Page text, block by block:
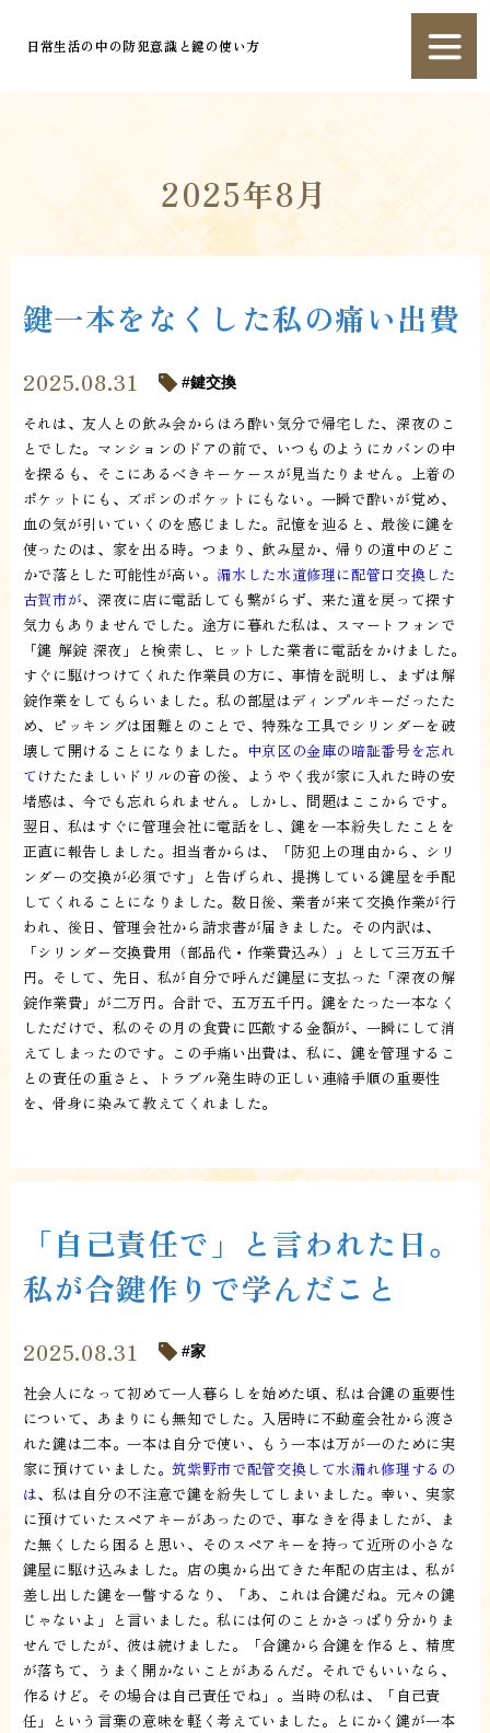
日常生活の中の防犯意識と鍵の使い方
2025年8月
鍵一本をなくした私の痛い出費
2025.08.31 鍵交換
それは、友人との飲み会からほろ酔い気分で帰宅した、深夜のこ
とでした。マンションのドアの前で、いつものようにカバンの中
を探るも、そこにあるべきキーケースが見当たりません。上着の
ポケットにも、ズボンのポケットにもない。一瞬で酔いが覚め、
血の気が引いていくのを感じました。記憶を辿ると、最後に鍵を
使ったのは、家を出る時。つまり、飲み屋か、帰りの道中のどこ
かで落とした可能性が高い。漏水した水道修理に配管口交換した
古賀市が、深夜に店に電話しても繋がらず、来た道を戻って探す
気力もありませんでした。途方に暮れた私は、スマートフォンで
「鍵 解錠 深夜」と検索し、ヒットした業者に電話をかけました。
すぐに駆けつけてくれた作業員の方に、事情を説明し、まずは解
錠作業をしてもらいました。私の部屋はディンプルキーだったた
め、ピッキングは困難とのことで、特殊な工具でシリンダーを破
壊して開けることになりました。 中京区の金庫の暗証番号を忘れ
てけたたましいドリルの音の後、ようやく我が家に入れた時の安
堵感は、今でも忘れられません。しかし、問題はここからです。
翌日、私はすぐに管理会社に電話をし、鍵を一本紛失したことを
正直に報告しました。担当者からは、「防犯上の理由から、シリ
ンダーの交換が必須です」と告げられ、提携している鍵屋を手配
してくれることになりました。数日後、業者が来て交換作業が行
われ、後日、管理会社から請求書が届きました。その内訳は、
「シリンダー交換費用（部品代・作業費込み）」として三万五千
円。そして、先日、私が自分で呼んだ鍵屋に支払った「深夜の解
錠作業費」が二万円。合計で、五万五千円。鍵をたった一本なく
しただけで、私のその月の食費に匹敵する金額が、一瞬にして消
えてしまったのです。この手痛い出費は、私に、鍵を管理するこ
との責任の重さと、トラブル発生時の正しい連絡手順の重要性
を、骨身に染みて教えてくれました。
「自己責任で」と言われた日。
私が合鍵作りで学んだこと
2025.08.31 家
社会人になって初めて一人暮らしを始めた頃、私は合鍵の重要性
について、あまりにも無知でした。入居時に不動産会社から渡さ
れた鍵は二本。一本は自分で使い、もう一本は万が一のために実
家に預けていました。 筑紫野市で配管交換して水漏れ修理するの
は、私は自分の不注意で鍵を紛失してしまいました。幸い、実家
に預けていたスペアキーがあったので、事なきを得ましたが、ま
た無くしたら困ると思い、そのスペアキーを持って近所の小さな
鍵屋に駆け込みました。店の奥から出てきた年配の店主は、私が
差し出した鍵を一瞥するなり、「あ、これは合鍵だね。元々の鍵
じゃないよ」と言いました。私には何のことかさっぱり分かりま
せんでしたが、彼は続けました。「合鍵から合鍵を作ると、精度
が落ちて、うまく開かないことがあるんだ。それでもいいなら、
作るけど。その場合は自己責任でね」。当時の私は、「自己責
任」という言葉の意味を軽く考えていました。とにかく鍵が一本